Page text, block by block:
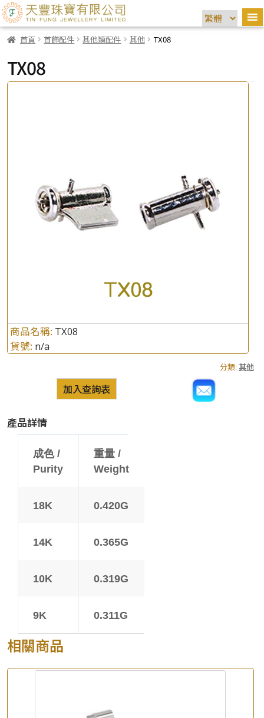
首頁 首飾配件 其他類配件 其他 TX08
TX08
商品名稱: TX08
貨號: n/a
分類: 其他
加入查詢表
產品詳情
成色 /
Purity
重量 /
Weight
18K 0.420G
14K 0.365G
10K 0.319G
9K 0.311G
相關商品